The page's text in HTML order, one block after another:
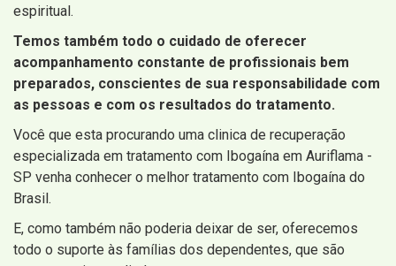
espiritual.
Temos também todo o cuidado de oferecer
acompanhamento constante de profissionais bem
preparados, conscientes de sua responsabilidade com
as pessoas e com os resultados do tratamento.
Você que esta procurando uma clinica de recuperação
especializada em tratamento com Ibogaína em Auriflama -
SP venha conhecer o melhor tratamento com Ibogaína do
Brasil.
E, como também não poderia deixar de ser, oferecemos
todo o suporte às famílias dos dependentes, que são